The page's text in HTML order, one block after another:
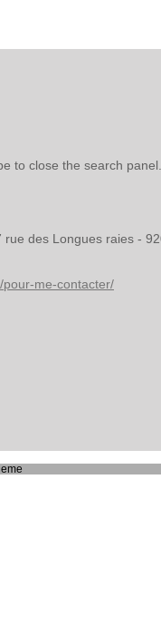
to close the search panel.
rue des Longues raies -
me-contacter/